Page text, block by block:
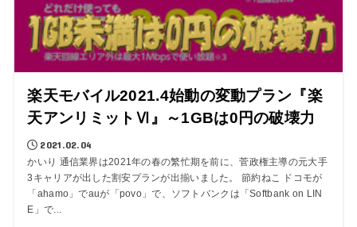
楽天モバイル2021.4始動の変動プラン『楽
天アンリミットⅥ』～1GBは0円の破壊力
2021.02.04
かいり 通信業界は2021年の春の繁忙期を前に、菅政権主導の元大手
3キャリアが出した割安プランが出揃いました。 節約ねこ ドコモが
「ahamo」でauが「povo」で、ソフトバンクは「Softbank on LIN
E」で...